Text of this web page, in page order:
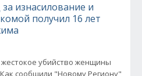
изнасилование и
получил 16 лет
убийство женщины
сообщили "Новому Региону"